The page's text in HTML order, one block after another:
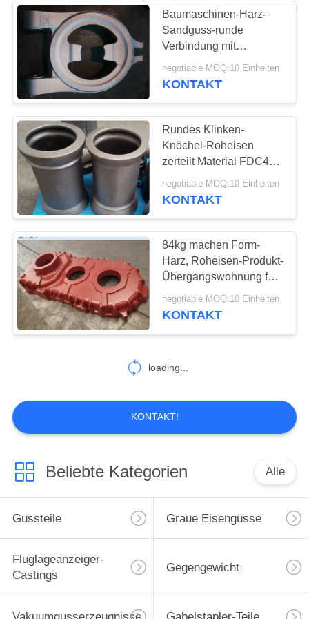
Duktile Eisen-
Produkte
Grün Sandguss
25
Harz-Sandguss
26
Verlorene Schaum-
Castings
16
Baumaschinen-Harz-
Sandguss-runde
Verbindung mit
Strahlenen-Oberfläche
negotiable MOQ:10 Einheiten
KONTAKT
Rundes Klinken-
Knöchel-Roheisen
zerteilt Material FDC400
GGG40 QT400-18
negotiable MOQ:10 Einheiten
KONTAKT
84kg machen Form-
Harz, Roheisen-Produkt-
Übergangswohnung für
Kran glatt
negotiable MOQ:10 Einheiten
KONTAKT
loading...
KONTAKT!
Beliebte Kategorien Alle
Gussteile Graue Eisengüsse
Fluglageanzeiger-
Castings
Gegengewicht